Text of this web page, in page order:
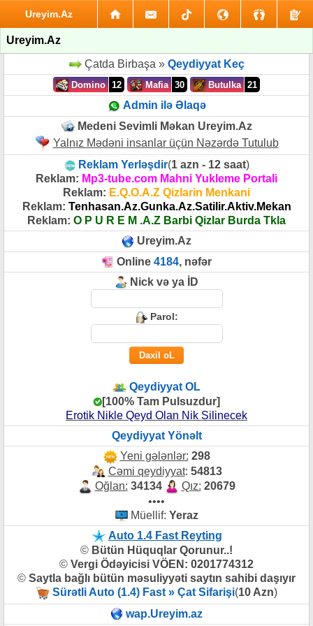
Ureyim.Az
Ureyim.Az
Çatda Birbaşa » Qeydiyyat Keç
Domino 12 Mafia 30 Butulka 21
Admin ilə Əlaqə
Medeni Sevimli Məkan Ureyim.Az
Yalnız Mədəni insanlar üçün Nəzərdə Tutulub
Reklam Yerləşdir(1 azn - 12 saat)
Reklam: Mp3-tube.com Mahni Yukleme Portali
Reklam: E.Q.O.A.Z Qizlarin Menkani
Reklam: Tenhasan.Az.Gunka.Az.Satilir.Aktiv.Mekan
Reklam: O P U R E M .A.Z Barbi Qizlar Burda Tkla
Ureyim.Az
Online 4184, nəfər
Nick və ya İD
Parol:
Qeydiyyat OL
[100% Tam Pulsuzdur]
Erotik Nikle Qeyd Olan Nik Silinecek
Qeydiyyat Yönəlt
Yeni gələnlər: 298
Cəmi qeydiyyat: 54813
Oğlan: 34134 Qız: 20679
••••
Müellif: Yeraz
Auto 1.4 Fast Reyting
© Bütün Hüquqlar Qorunur..!
© Vergi Ödəyicisi VÖEN: 0201774312
© Saytla bağlı bütün məsuliyyəti saytın sahibi daşıyır
Sürətli Auto (1.4) Fast » Çat Sifarişi(10 Azn)
wap.Ureyim.az